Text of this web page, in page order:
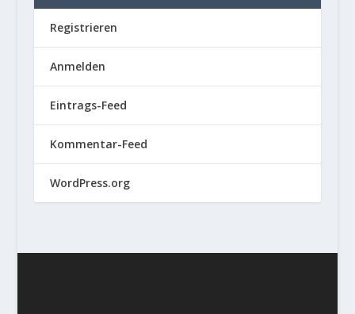
Registrieren
Anmelden
Eintrags-Feed
Kommentar-Feed
WordPress.org